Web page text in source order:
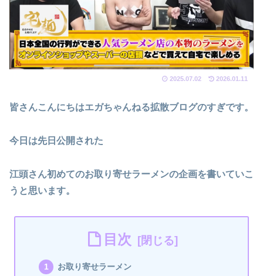
2025.07.02 2026.01.11
皆さんこんにちはエガちゃんねる拡散ブログのすぎです。
今日は先日公開された
江頭さん初めてのお取り寄せラーメンの企画を書いていこ
うと思います。
目次
お取り寄せラーメン